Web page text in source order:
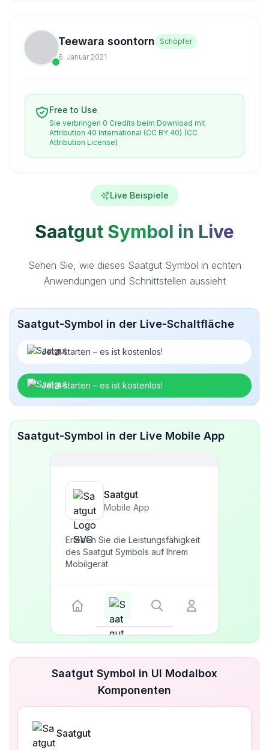
Teewara soontorn
Schöpfer
6. Januar 2021
Free to Use
Sie verbringen 0 Credits beim Download mit
Attribution 40 International (CC BY 40) (CC
Attribution License)
Live Beispiele
Saatgut Symbol in Live
Sehen Sie, wie dieses Saatgut Symbol in echten
Anwendungen und Schnittstellen aussieht
Saatgut-Symbol in der Live-Schaltfläche
Jetzt starten – es ist kostenlos!
Jetzt starten – es ist kostenlos!
Saatgut-Symbol in der Live Mobile App
Saatgut
Mobile App
Erleben Sie die Leistungsfähigkeit
des Saatgut Symbols auf Ihrem
Mobilgerät
Saatgut Symbol in UI Modalbox
Komponenten
Saatgut